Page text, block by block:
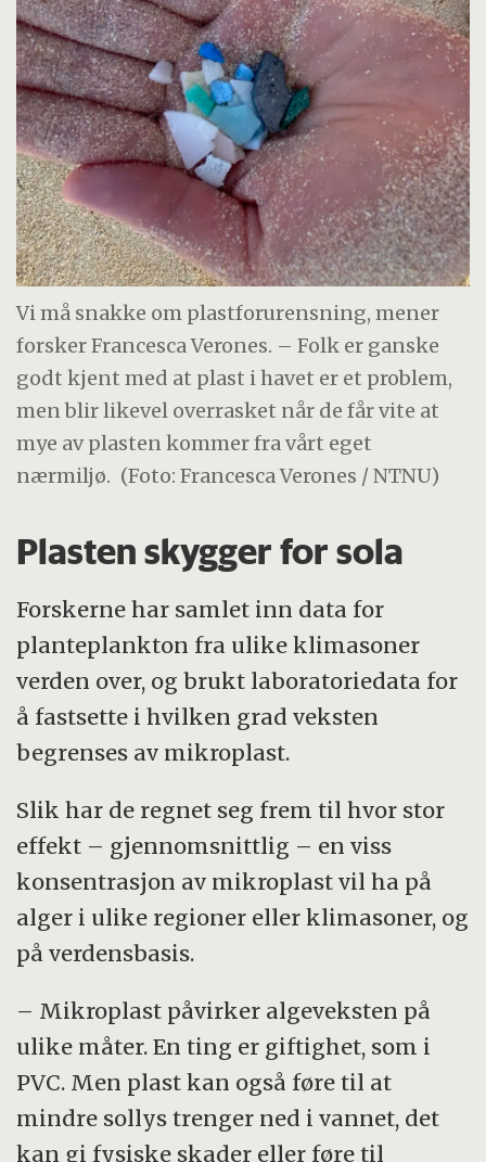
Vi må snakke om plastforurensning, mener
forsker Francesca Verones. – Folk er ganske
godt kjent med at plast i havet er et problem,
men blir likevel overrasket når de får vite at
mye av plasten kommer fra vårt eget
nærmiljø. (Foto: Francesca Verones / NTNU)
Plasten skygger for sola
Forskerne har samlet inn data for
planteplankton fra ulike klimasoner
verden over, og brukt laboratoriedata for
å fastsette i hvilken grad veksten
begrenses av mikroplast.
Slik har de regnet seg frem til hvor stor
effekt – gjennomsnittlig – en viss
konsentrasjon av mikroplast vil ha på
alger i ulike regioner eller klimasoner, og
på verdensbasis.
– Mikroplast påvirker algeveksten på
ulike måter. En ting er giftighet, som i
PVC. Men plast kan også føre til at
mindre sollys trenger ned i vannet, det
kan gi fysiske skader eller føre til